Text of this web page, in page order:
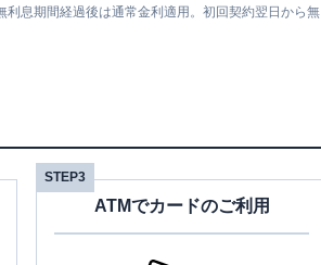
息期間経過後は通常金利適用。初回契約翌日から無
STEP3
ATMでカードのご利用